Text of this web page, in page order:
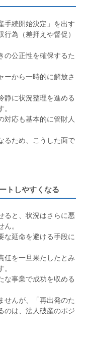
手続開始決定」を出す
為（差押えや督促）
の公正性を確保するた
ーから一時的に解放さ
静に状況整理を進める
対応も基本的に管財人
るため、こうした面で
トしやすくなる
ると、状況はさらに悪
。
な延命を避ける手段に
任を一旦果たしたとみ
な事業で成功を収める
せんが、「再出発のた
のは、法人破産のポジ